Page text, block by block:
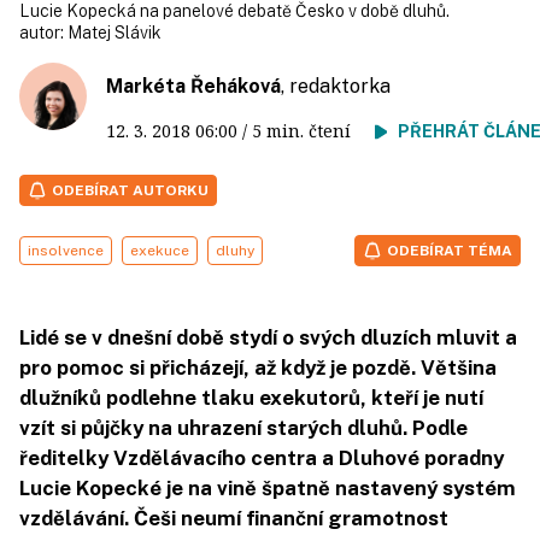
Lucie Kopecká na panelové debatě Česko v době dluhů.
autor: Matej Slávik
Markéta Řeháková, redaktorka
12. 3. 2018 06:00 / 5 min. čtení PŘEHRÁT
ODEBÍRAT AUTORKU
insolvence exekuce dluhy ODEBÍRAT TÉMA
Lidé se v dnešní době stydí o svých dluzích mluvit a
pro pomoc si přicházejí, až když je pozdě. Většina
dlužníků podlehne tlaku exekutorů, kteří je nutí
vzít si půjčky na uhrazení starých dluhů. Podle
ředitelky Vzdělávacího centra a Dluhové poradny
Lucie Kopecké je na vině špatně nastavený systém
vzdělávání. Češi neumí finanční gramotnost